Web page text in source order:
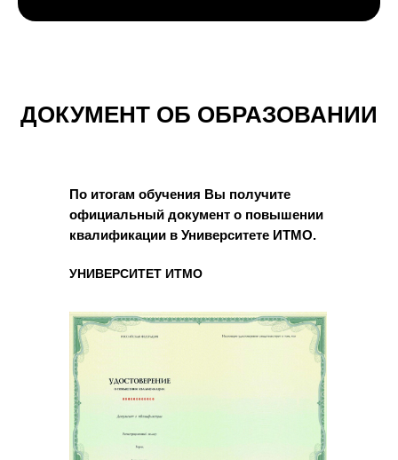
ДОКУМЕНТ ОБ ОБРАЗОВАНИИ
По итогам обучения Вы получите
официальный документ о повышении
квалификации в Университете ИТМО.
УНИВЕРСИТЕТ ИТМО